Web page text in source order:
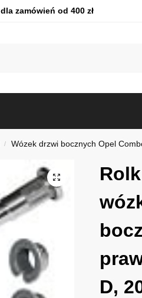
dla zamówień od 400 zł
/ Wózek drzwi bocznych Opel
D,